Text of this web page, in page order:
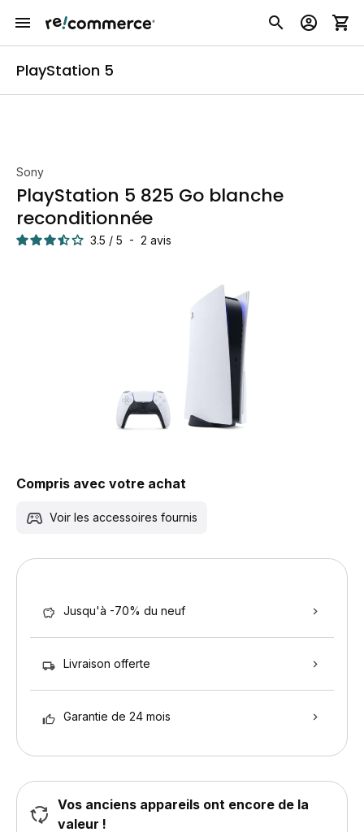
PlayStation 5
Sony
PlayStation 5 825 Go blanche
reconditionnée
3.5 / 5 - 2 avis
Compris avec votre achat
Voir les accessoires fournis
Jusqu'à -70% du neuf
Livraison offerte
Garantie de 24 mois
Vos anciens appareils ont encore de la
valeur !